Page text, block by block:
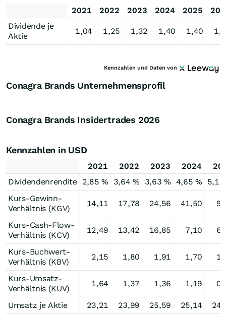
2021 2022 2023 2024 2025
Dividende je
Aktie
1,04 1,25 1,32 1,40 1,40
Kennzahlen und Daten von
Conagra Brands Unternehmensprofil
Conagra Brands Insidertrades 2026
Kennzahlen in USD
2021 2022 2023 2024
Dividendenrendite 2,85 % 3,64 % 3,63 % 4,65 %
5,13
Kurs-Gewinn-
Verhältnis (KGV)
14,11 17,78 24,56 41,50
Kurs-Cash-Flow-
Verhältnis (KCV)
12,49 13,42 16,85 7,10
Kurs-Buchwert-
Verhältnis (KBV)
2,15 1,80 1,91 1,70
Kurs-Umsatz-
Verhältnis (KUV)
1,64 1,37 1,36 1,19
Umsatz je Aktie 23,21 23,99 25,59 25,14